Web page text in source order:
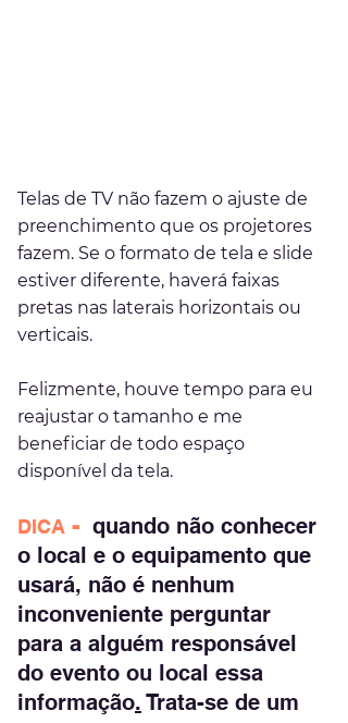
Telas de TV não fazem o ajuste de
preenchimento que os projetores
fazem. Se o formato de tela e slide
estiver diferente, haverá faixas
pretas nas laterais horizontais ou
verticais.
Felizmente, houve tempo para eu
reajustar o tamanho e me
beneficiar de todo espaço
disponível da tela.
DICA - quando não conhecer
o local e o equipamento que
usará, não é nenhum
inconveniente perguntar
para a alguém responsável
do evento ou local essa
informação. Trata-se de um